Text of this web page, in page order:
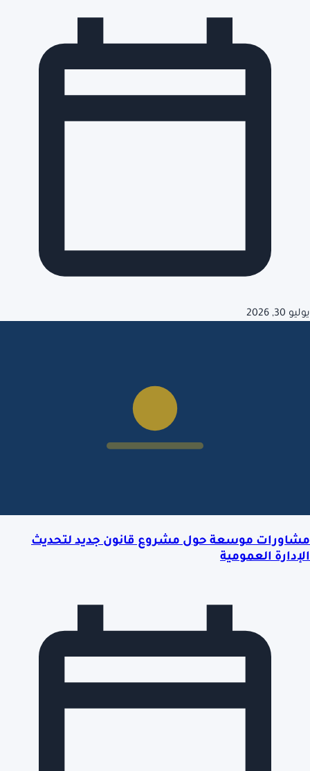
يوليو 30, 2026
مشاورات موسعة حول مشروع قانون جديد لتحديث
الإدارة العمومية